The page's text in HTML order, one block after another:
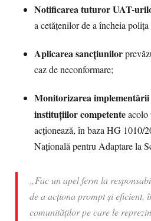
Notificarea tuturor UAT-
a cetățenilor de a încheia
Aplicarea sancțiunilor
caz de neconformare;
Monitorizarea implementării
instituțiilor competenteacolo
acționează, în baza HG 1010/
Națională pentru Adaptare la
„Fac un apel ferm la
de a acționa prompt și eficient,
comunităților pe care le